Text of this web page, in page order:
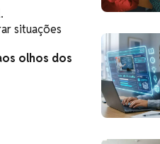
situações
olhos dos